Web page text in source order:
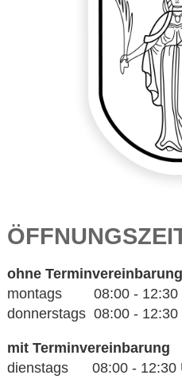
ohne Terminvereinbarung
montags 08:00 - 12:30
donnerstags 08:00 - 12:30
mit Terminvereinbarung
dienstags 08:00 - 12:30